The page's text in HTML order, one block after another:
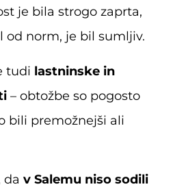
je bila strogo zaprta,
od norm, je bil sumljiv.
tudi lastninske in
– obtožbe so pogosto
bili premožnejši ali
da v Salemu niso sodili